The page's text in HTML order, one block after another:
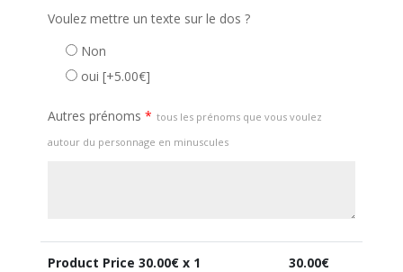
Voulez mettre un texte sur le dos ?
Non
oui [+5.00€]
Autres prénoms * tous les prénoms que vous voulez
autour du personnage en minuscules
Product Price 30.00€ x 1 30.00€